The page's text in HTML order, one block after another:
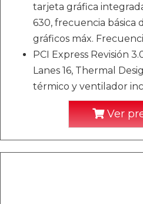
tarjeta gráfica
630, frecuencia básica
gráficos máx.
PCI Express Revisión
Lanes 16, Thermal
térmico y ventilador
Ver